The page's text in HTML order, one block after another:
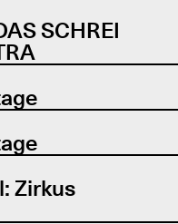
SCHREI
Zirkus